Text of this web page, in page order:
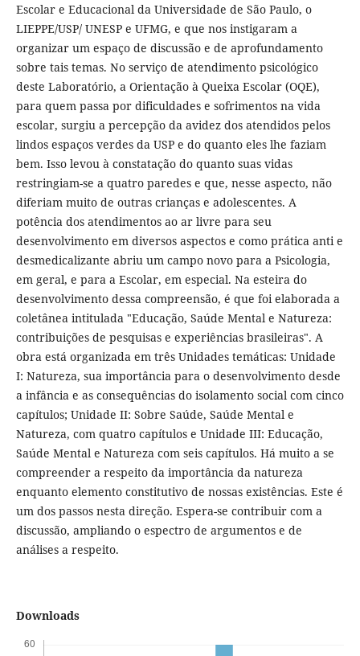
Escolar e Educacional da Universidade de São Paulo, o
LIEPPE/USP/ UNESP e UFMG, e que nos instigaram a
organizar um espaço de discussão e de aprofundamento
sobre tais temas. No serviço de atendimento psicológico
deste Laboratório, a Orientação à Queixa Escolar (OQE),
para quem passa por dificuldades e sofrimentos na vida
escolar, surgiu a percepção da avidez dos atendidos pelos
lindos espaços verdes da USP e do quanto eles lhe faziam
bem. Isso levou à constatação do quanto suas vidas
restringiam-se a quatro paredes e que, nesse aspecto, não
diferiam muito de outras crianças e adolescentes. A
potência dos atendimentos ao ar livre para seu
desenvolvimento em diversos aspectos e como prática anti e
desmedicalizante abriu um campo novo para a Psicologia,
em geral, e para a Escolar, em especial. Na esteira do
desenvolvimento dessa compreensão, é que foi elaborada a
coletânea intitulada "Educação, Saúde Mental e Natureza:
contribuições de pesquisas e experiências brasileiras". A
obra está organizada em três Unidades temáticas: Unidade
I: Natureza, sua importância para o desenvolvimento desde
a infância e as consequências do isolamento social com cinco
capítulos; Unidade II: Sobre Saúde, Saúde Mental e
Natureza, com quatro capítulos e Unidade III: Educação,
Saúde Mental e Natureza com seis capítulos. Há muito a se
compreender a respeito da importância da natureza
enquanto elemento constitutivo de nossas existências. Este é
um dos passos nesta direção. Espera-se contribuir com a
discussão, ampliando o espectro de argumentos e de
análises a respeito.
Downloads